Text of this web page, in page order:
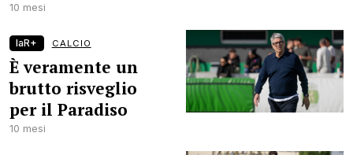
10 mesi
laR+ CALCIO
È veramente un
brutto risveglio
per il Paradiso
10 mesi